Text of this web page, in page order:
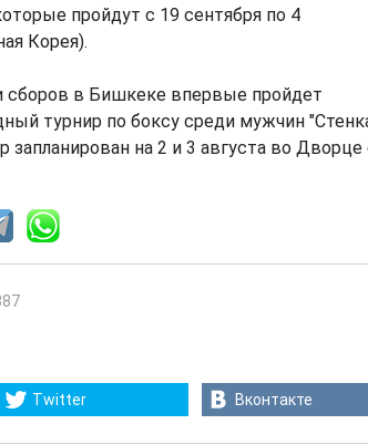
пройдут с 19 сентября по 4
Корея).
сборов в Бишкеке впервые пройдет
турнир по боксу среди мужчин
запланирован на 2 и 3 августа во
Twitter Вконтакте